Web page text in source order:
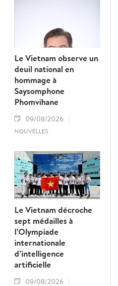
Le Vietnam observe un
deuil national en
hommage à
Saysomphone
Phomvihane
09/08/2026
NOUVELLES
Le Vietnam décroche
sept médailles à
l’Olympiade
internationale
d’intelligence
artificielle
09/08/2026